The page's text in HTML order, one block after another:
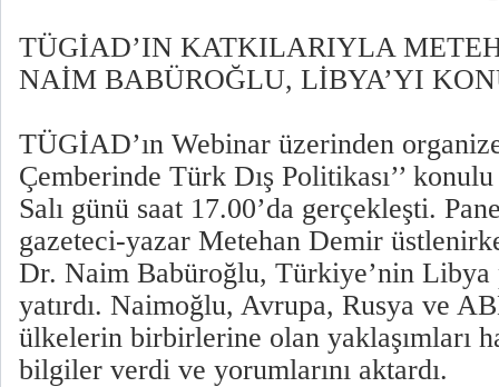
TÜGİAD’IN KATKILARIYLA
NAİM BABÜROĞLU, LİBYA’YI
TÜGİAD’ın Webinar üzerinden
Çemberinde Türk Dış Politikası’’
Salı günü saat 17.00’da gerçekleşti.
gazeteci-yazar Metehan Demir
Dr. Naim Babüroğlu, Türkiye’nin Libya
yatırdı. Naimoğlu, Avrupa, Rusya ve
ülkelerin birbirlerine olan yaklaşımları
bilgiler verdi ve yorumlarını aktardı.